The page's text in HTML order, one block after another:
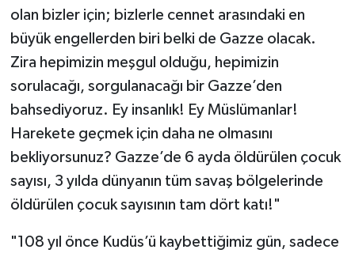
olan bizler için; bizlerle cennet arasındaki en
büyük engellerden biri belki de Gazze olacak.
Zira hepimizin meşgul olduğu, hepimizin
sorulacağı, sorgulanacağı bir Gazze’den
bahsediyoruz. Ey insanlık! Ey Müslümanlar!
Harekete geçmek için daha ne olmasını
bekliyorsunuz? Gazze’de 6 ayda öldürülen çocuk
sayısı, 3 yılda dünyanın tüm savaş bölgelerinde
öldürülen çocuk sayısının tam dört katı!"
"108 yıl önce Kudüs’ü kaybettiğimiz gün, sadece